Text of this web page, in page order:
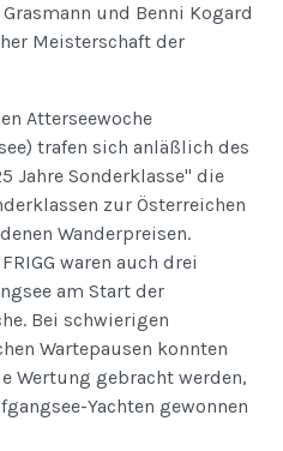
und Benni Kogard
Meisterschaft der
Atterseewoche
trafen sich anläßlich des
Jahre Sonderklasse" die
zur Österreichen
Wanderpreisen.
waren auch drei
am Start der
Bei schwierigen
Wartepausen konnten
Wertung gebracht werden,
Yachten gewonnen